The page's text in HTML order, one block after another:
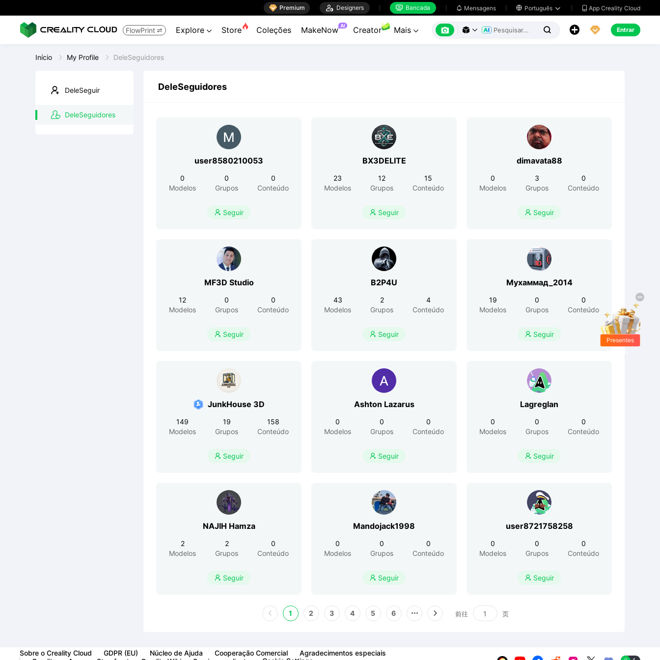
 Premium  Designers  Bancada  Mensagens  Português   App Creality Cloud
FlowPrint  Explore  Store Coleções MakeNow AI Creator Mais        Entrar
Início My Profile DeleSeguidores
DeleSeguir
DeleSeguidores
DeleSeguidores
user8580210053
0
Modelos
0
Grupos
0
Conteúdo
 Seguir
BX3DELITE
23
Modelos
12
Grupos
15
Conteúdo
 Seguir
dimavata88
0
Modelos
3
Grupos
0
Conteúdo
 Seguir
MF3D Studio
12
Modelos
0
Grupos
0
Conteúdo
 Seguir
B2P4U
43
Modelos
2
Grupos
4
Conteúdo
 Seguir
Мухаммад_2014
19
Modelos
0
Grupos
0
Conteúdo
 Seguir
JunkHouse 3D
149
Modelos
19
Grupos
158
Conteúdo
 Seguir
Ashton Lazarus
0
Modelos
0
Grupos
0
Conteúdo
 Seguir
Lagreglan
0
Modelos
0
Grupos
0
Conteúdo
 Seguir
NAJIH Hamza
2
Modelos
2
Grupos
0
Conteúdo
 Seguir
Mandojack1998
0
Modelos
0
Grupos
0
Conteúdo
 Seguir
user8721758258
0
Modelos
0
Grupos
0
Conteúdo
 Seguir
1 2 3 4 5 6 前往 页
Sobre o Creality Cloud GDPR (EU) Núcleo de Ajuda Cooperação Comercial
Agradecimentos especiais
Presentes